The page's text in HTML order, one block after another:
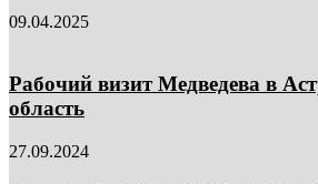
09.04.2025
Рабочий визит Медведева в
область
27.09.2024